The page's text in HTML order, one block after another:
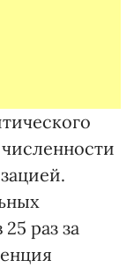
раз за